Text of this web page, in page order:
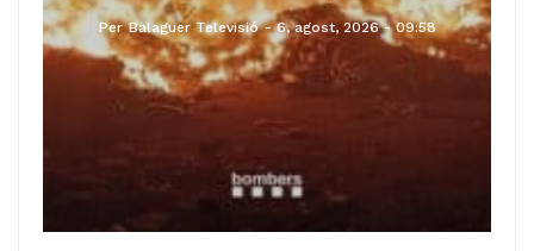
Per Balaguer Televisió 6, agost, 2026 - 09:58